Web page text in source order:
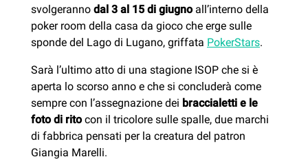
svolgeranno dal 3 al 15 di giugnoall’interno della
poker room della casa da gioco che erge sulle
sponde del Lago di Lugano, griffata PokerStars.
Sarà l’ultimo atto di una stagione ISOP che si è
aperta lo scorso anno e che si concluderà come
sempre con l’assegnazione dei braccialetti e le
foto di ritocon il tricolore sulle spalle, due marchi
di fabbrica pensati per la creatura del patron
Giangia Marelli.